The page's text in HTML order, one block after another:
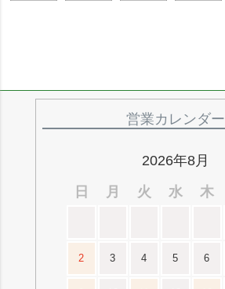
営業カレンダー
2026年8月
日
月 火 水 木
2 3 4 5 6